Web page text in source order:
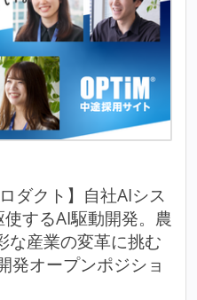
ダクト】自社AIシス
するAI駆動開発。農
な産業の変革に挑む
発オープンポジショ